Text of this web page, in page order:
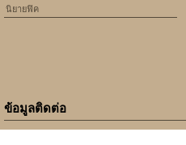
นิยายฟิค
ข้อมูลติดต่อ